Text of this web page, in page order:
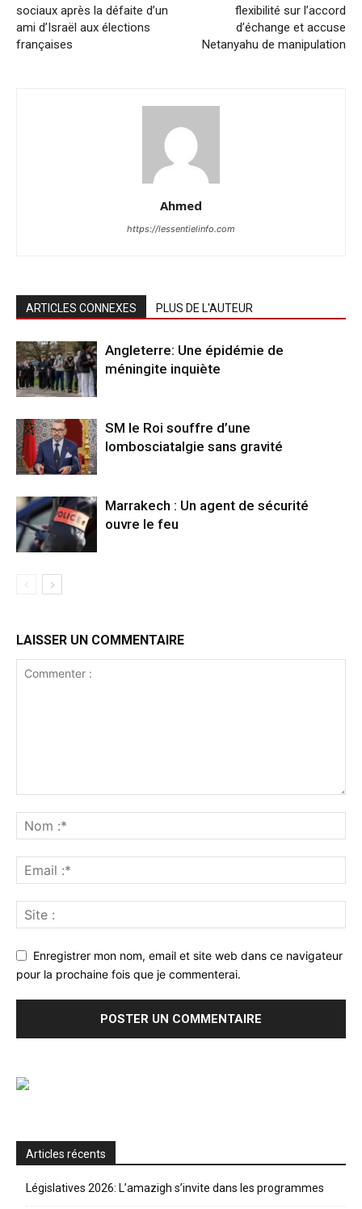
sociaux après la défaite d’un
ami d’Israël aux élections
françaises
flexibilité sur l’accord
d’échange et accuse
Netanyahu de manipulation
Ahmed
https://lessentielinfo.com
ARTICLES CONNEXES PLUS DE L'AUTEUR
Angleterre: Une épidémie de
méningite inquiète
SM le Roi souffre d’une
lombosciatalgie sans gravité
Marrakech : Un agent de sécurité
ouvre le feu
LAISSER UN COMMENTAIRE
Enregistrer mon nom, email et site web dans ce navigateur
pour la prochaine fois que je commenterai.
Articles récents
Législatives 2026: L’amazigh s’invite dans les programmes